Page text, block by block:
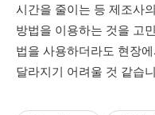
시간을 줄이는 등 제조사의
방법을 이용하는 것을 고
법을 사용하더라도 현장
달라지기 어려울 것 같습